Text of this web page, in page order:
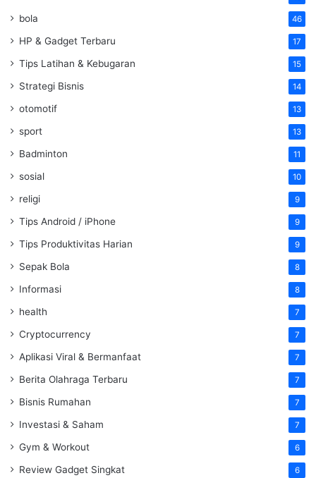
bola 46
HP & Gadget Terbaru 17
Tips Latihan & Kebugaran 15
Strategi Bisnis 14
otomotif 13
sport 13
Badminton 11
sosial 10
religi 9
Tips Android / iPhone 9
Tips Produktivitas Harian 9
Sepak Bola 8
Informasi 8
health 7
Cryptocurrency 7
Aplikasi Viral & Bermanfaat 7
Berita Olahraga Terbaru 7
Bisnis Rumahan 7
Investasi & Saham 7
Gym & Workout 6
Review Gadget Singkat 6